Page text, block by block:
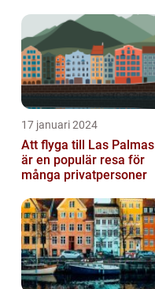
17 januari 2024
Att flyga till Las Palmas
är en populär resa för
många privatpersoner